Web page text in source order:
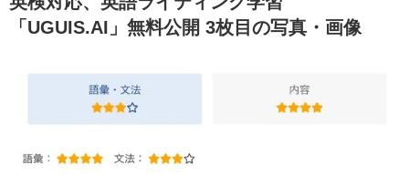
「UGUIS.AI」無料公開 3枚目の写真・画像